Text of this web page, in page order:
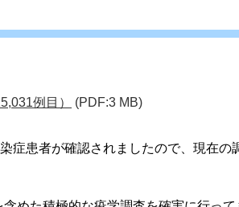
例目） (PDF:3 MB)
症患者が確認されましたので、現在の